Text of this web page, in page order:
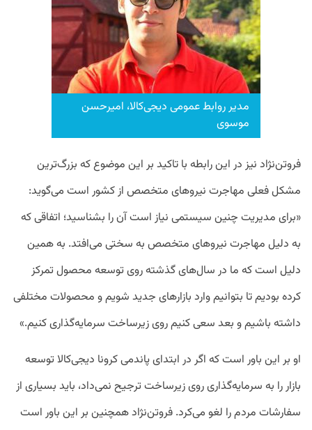
مدیر روابط عمومی دیجی‌کالا، امیرحسن
موسوی
فروتن‌نژاد نیز در این رابطه با تاکید بر این موضوع که بزرگ‌ترین
مشکل فعلی مهاجرت نیروهای متخصص از کشور است می‌گوید:
«برای مدیریت چنین سیستمی نیاز است آن را بشناسید؛ اتفاقی که
به دلیل مهاجرت نیروهای متخصص به سختی می‌افتد. به همین
دلیل است که ما در سال‌های گذشته روی توسعه محصول تمرکز
کرده بودیم تا بتوانیم وارد بازارهای جدید شویم و محصولات مختلفی
داشته باشیم و بعد سعی کنیم روی زیرساخت سرمایه‌گذاری کنیم.»
او بر این باور است که اگر در ابتدای پاندمی کرونا دیجی‌کالا توسعه
بازار را به سرمایه‌گذاری روی زیرساخت ترجیح نمی‌داد، باید بسیاری از
سفارشات مردم را لغو می‌کرد. فروتن‌نژاد همچنین بر این باور است